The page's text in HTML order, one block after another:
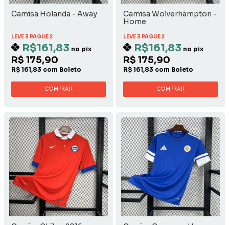
Camisa Holanda - Away
LEVE 3 PAGUE 2
R$161,83 no pix
R$ 175,90
R$ 161,83 com Boleto
COMPRAR
Camisa Wolverhampton -
Home
LEVE 3 PAGUE 2
R$161,83 no pix
R$ 175,90
R$ 161,83 com Boleto
COMPRAR